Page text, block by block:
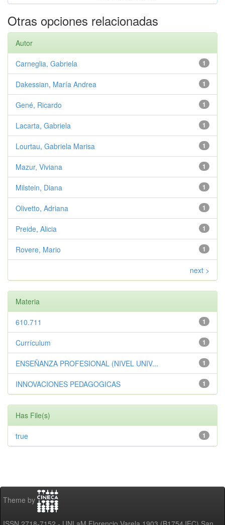
Otras opciones relacionadas
Autor
1
Carneglia, Gabriela
1
Dakessian, María Andrea
1
Gené, Ricardo
1
Lacarta, Gabriela
1
Lourtau, Gabriela Marisa
1
Mazur, Viviana
1
Milstein, Diana
1
Olivetto, Adriana
1
Preide, Alicia
1
Rovere, Mario
next >
Materia
1
610.711
1
Currículum
1
ENSEÑANZA PROFESIONAL (NIVEL UNIV...
1
INNOVACIONES PEDAGOGICAS
Has File(s)
1
true
Theme by